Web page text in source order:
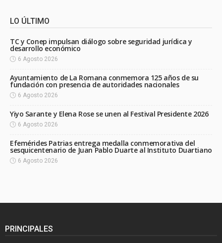
LO ÚLTIMO
TC y Conep impulsan diálogo sobre seguridad jurídica y
desarrollo económico
6 Agosto 2026
Ayuntamiento de La Romana conmemora 125 años de su
fundación con presencia de autoridades nacionales
6 Agosto 2026
Yiyo Sarante y Elena Rose se unen al Festival Presidente 2026
6 Agosto 2026
Efemérides Patrias entrega medalla conmemorativa del
sesquicentenario de Juan Pablo Duarte al Instituto Duartiano
6 Agosto 2026
PRINCIPALES